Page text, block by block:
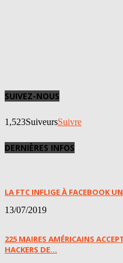
SUIVEZ-NOUS
1,523SuiveursSuivre
DERNIÈRES INFOS
LA FTC INFLIGE À FACEBOOK
13/07/2019
225 MAIRES AMÉRICAINS
HACKERS DE...